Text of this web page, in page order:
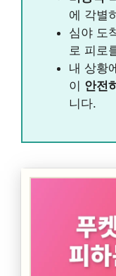
에 각별
심야 도
로 피로
내 상황
이 안전
니다.